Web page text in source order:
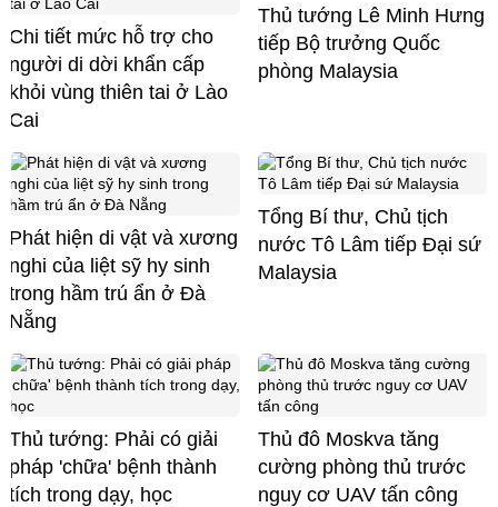
Chi tiết mức hỗ trợ cho
người di dời khẩn cấp
khỏi vùng thiên tai ở Lào
Cai
Thủ tướng Lê Minh Hưng
tiếp Bộ trưởng Quốc
phòng Malaysia
Phát hiện di vật và xương
nghi của liệt sỹ hy sinh
trong hầm trú ẩn ở Đà
Nẵng
Tổng Bí thư, Chủ tịch
nước Tô Lâm tiếp Đại sứ
Malaysia
Thủ tướng: Phải có giải
pháp 'chữa' bệnh thành
tích trong dạy, học
Thủ đô Moskva tăng
cường phòng thủ trước
nguy cơ UAV tấn công